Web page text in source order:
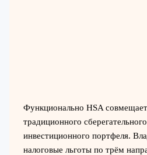
Функционально HSA совмещает
традиционного
инвестиционного портфеля.
налоговые льготы по трём